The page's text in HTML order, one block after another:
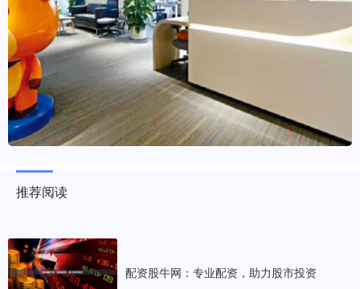
推荐阅读
配资股牛网：专业配资，助力股市投资